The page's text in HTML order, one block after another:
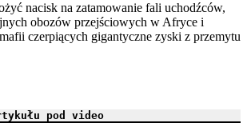
nacisk na zatamowanie fali uchodźców,
obozów przejściowych w Afryce i
czerpiących gigantyczne zyski z przemytu
pod video